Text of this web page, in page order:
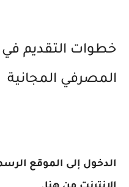
خطوات التقديم
المصرفي المجانية
الدخول إلى الموقع